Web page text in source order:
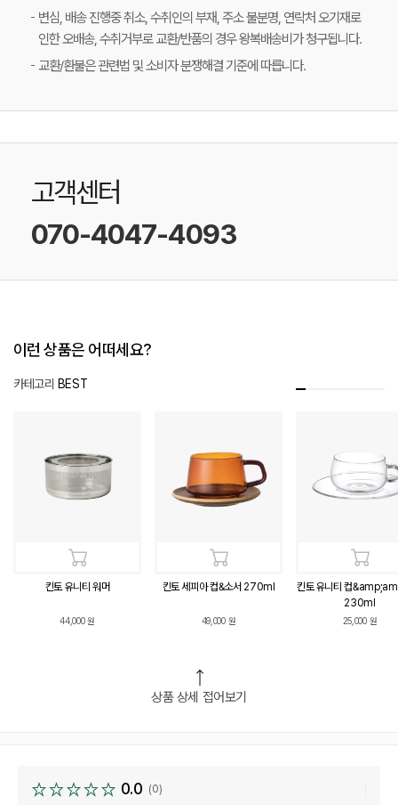
변심, 배송 진행중 취소, 수취인의 부재, 주소 불분명, 연락처 오기재로
인한 오배송, 수취거부로 교환/반품의 경우 왕복배송비가 청구됩니다.
교환/환불은 관련법 및 소비자 분쟁해결 기준에 따릅니다.
고객센터
070-4047-4093
이런 상품은 어떠세요?
카테고리 BEST
킨토 유니티 워머
44,000원
킨토 세피아 컵&소서 270ml
49,000 원
킨토 유니티 컵
230ml
25,000 원
상품 상세 접어보기
0.0 (0)